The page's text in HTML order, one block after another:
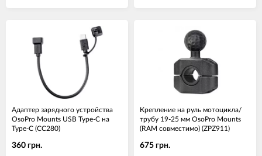
Адаптер зарядного устройства
OsoPro Mounts USB Type-C на
Type-C (СС280)
360 грн.
Крепление на руль мотоцикла/
трубу 19-25 мм OsoPro Mounts
(RAM совместимо) (ZPZ911)
675 грн.